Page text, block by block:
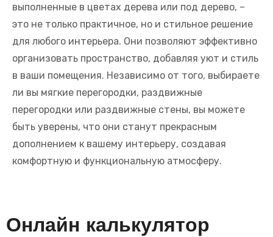
выполненные в цветах дерева или под дерево, –
это не только практичное, но и стильное решение
для любого интерьера. Они позволяют эффективно
организовать пространство, добавляя уют и стиль
в ваши помещения. Независимо от того, выбираете
ли вы мягкие перегородки, раздвижные
перегородки или раздвижные стены, вы можете
быть уверены, что они станут прекрасным
дополнением к вашему интерьеру, создавая
комфортную и функциональную атмосферу.
Онлайн калькулятор